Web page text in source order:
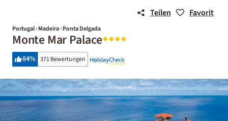
Teilen Favorit
Portugal · Madeira · Ponta Delgada
Monte Mar Palace
84% 371 Bewertungen